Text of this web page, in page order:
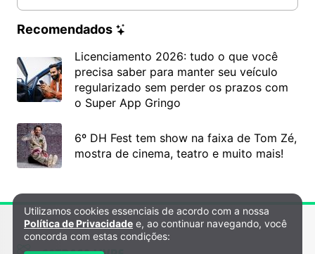
Recomendados
Licenciamento 2026: tudo o que você
precisa saber para manter seu veículo
regularizado sem perder os prazos com
o Super App Gringo
6º DH Fest tem show na faixa de Tom Zé,
mostra de cinema, teatro e muito mais!
Política de Privacidade e Cookies
Utilizamos cookies essenciais de acordo com a nossa
Política de Privacidade e, ao continuar navegando, você
concorda com estas condições: